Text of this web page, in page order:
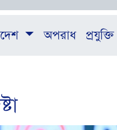
অপরাধ প্রযুক্তি